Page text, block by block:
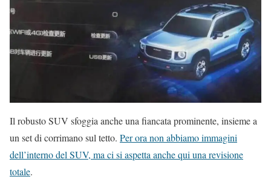
Il robusto SUV sfoggia anche una fiancata prominente, insieme a
un set di corrimano sul tetto. Per ora non abbiamo immagini
dell’interno del SUV, ma ci si aspetta anche qui una revisione
totale.